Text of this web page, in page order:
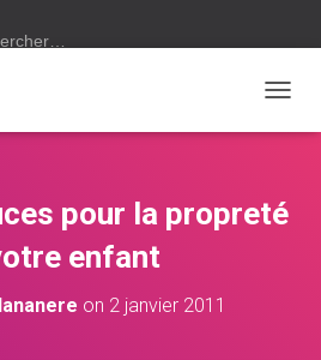
:
U
I
R
pour la propreté
enfant
on 2 janvier 2011